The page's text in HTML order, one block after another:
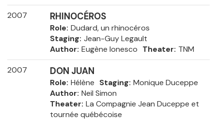
2007 RHINOCÉROS
Role Dudard, un rhinocéros
Staging Jean-Guy Legault
Author Eugène Ionesco Theater TNM
2007 DON JUAN
Role Hélène Staging Monique Duceppe
Author Neil Simon
Theater La Compagnie Jean Duceppe et
tournée québécoise